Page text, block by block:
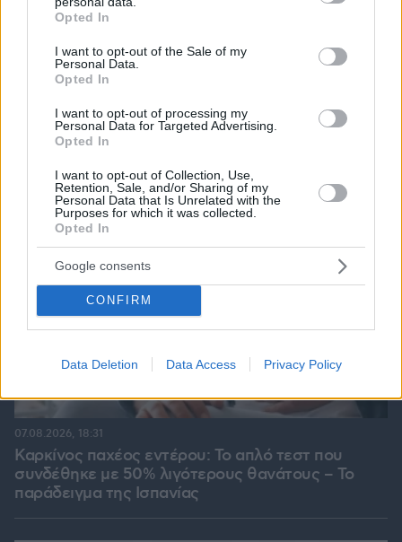
grant or deny consent to Google and its third-party tags to
use your data for below specified purposes in below Google
consent section.
Opted In
I want to opt-out of the Sale of my
Personal Data.
Opted In
I want to opt-out of processing my
Personal Data for Targeted Advertising.
Opted In
I want to opt-out of Collection, Use,
Retention, Sale, and/or Sharing of my
Personal Data that Is Unrelated with the
Purposes for which it was collected.
Opted In
Google consents
CONFIRM
Data Deletion Data Access Privacy Policy
Best of Network
Καρκίνος παχέος εντέρου: Το απλό τεστ που
συνδέθηκε με 50% λιγότερους θανάτους – Το
παράδειγμα της Ισπανίας
07.08.2026, 18:31